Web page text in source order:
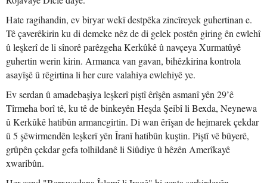
Hate ragihandin, ev biryar wekî destpêka zincîreyek guhertinan e.
Tê çaverêkirin ku di demeke nêz de di gelek postên giring ên ewlehî
û leşkerî de li sînorê parêzgeha Kerkûkê û navçeya Xurmatûyê
guhertin werin kirin. Armanca van gavan, bihêzkirina kontrola
asayîşê û rêgirtina li her cure valahiya ewlehiyê ye.
Ev serdan û amadebaşiya leşkerî piştî êrîşên asmanî yên 29’ê
Tîrmeha borî tê, ku tê de binkeyên Heşda Şeibî li Bexda, Neynewa
û Kerkûkê hatibûn armancgirtin. Di wan êrîşan de hejmarek çekdar
û 5 şêwirmendên leşkerî yên Îranî hatibûn kuştin. Piştî vê bûyerê,
grûpên çekdar gefa tolhildanê li Siûdiye û hêzên Amerîkayê
xwaribûn.